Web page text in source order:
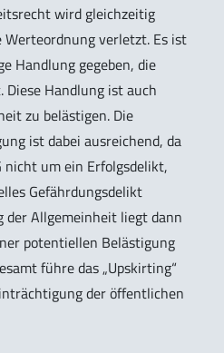
wird gleichzeitig
verletzt. Es ist
Handlung gegeben, die
Handlung ist auch
zu belästigen. Die
ist dabei ausreichend, da
nicht um ein Erfolgsdelikt,
Gefährdungsdelikt
der Allgemeinheit liegt dann
potentiellen Belästigung
führe das „Upskirting“
der öffentlichen